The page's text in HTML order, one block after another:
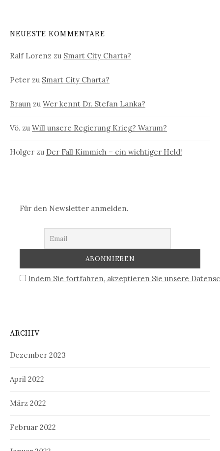
NEUESTE KOMMENTARE
Ralf Lorenz zu Smart City Charta?
Peter zu Smart City Charta?
Braun zu Wer kennt Dr. Stefan Lanka?
Vö. zu Will unsere Regierung Krieg? Warum?
Holger zu Der Fall Kimmich – ein wichtiger Held!
Für den Newsletter anmelden.
Indem Sie fortfahren, akzeptieren Sie unsere
ARCHIV
Dezember 2023
April 2022
März 2022
Februar 2022